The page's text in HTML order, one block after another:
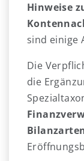
Hinweise
sind einige
Die
die